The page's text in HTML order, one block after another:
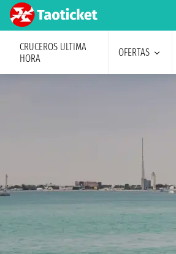
CRUCEROS ULTIMA
HORA
OFERTAS